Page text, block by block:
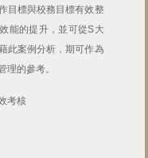
目標與校務目標有效整
能的提升，並可從S大
此案例分析，期可作為
理的參考。
考核